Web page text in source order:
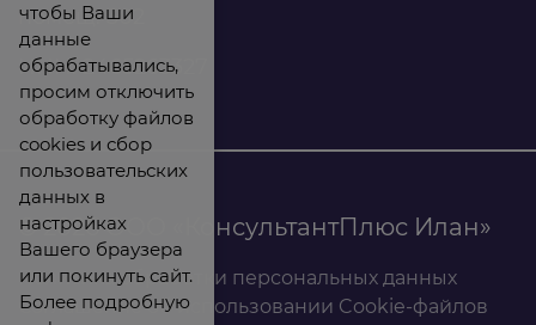
помещ. 302
ИНН: 2465263327
© 2026 ООО «КонсультантПлюс Илан»
Политика обработки персональных данных
Соглашение об использовании Cookie-файлов
чтобы Ваши
данные
обрабатывались,
просим отключить
обработку файлов
cookies и сбор
пользовательских
данных в
настройках
Вашего браузера
или покинуть сайт.
Более подробную